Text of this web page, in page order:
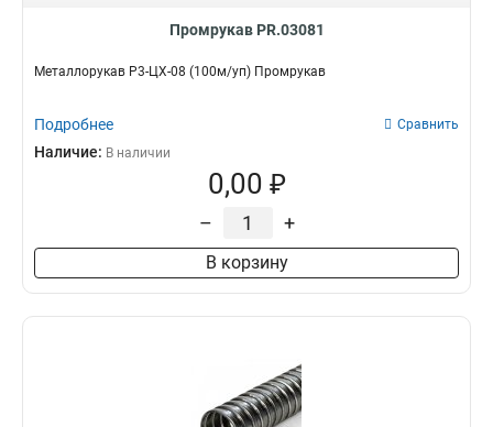
Промрукав PR.03081
Металлорукав Р3-ЦХ-08 (100м/уп) Промрукав
Подробнее Сравнить
Наличие: В наличии
0,00 ₽
– +
В корзину